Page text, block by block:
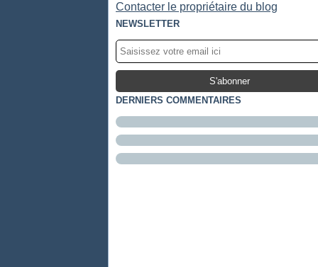
Contacter le propriétaire du blog
NEWSLETTER
DERNIERS COMMENTAIRES